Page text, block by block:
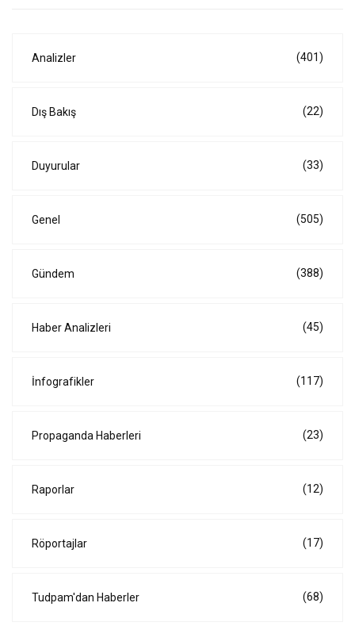
Analizler (401)
Dış Bakış (22)
Duyurular (33)
Genel (505)
Gündem (388)
Haber Analizleri (45)
İnfografikler (117)
Propaganda Haberleri (23)
Raporlar (12)
Röportajlar (17)
Tudpam'dan Haberler (68)